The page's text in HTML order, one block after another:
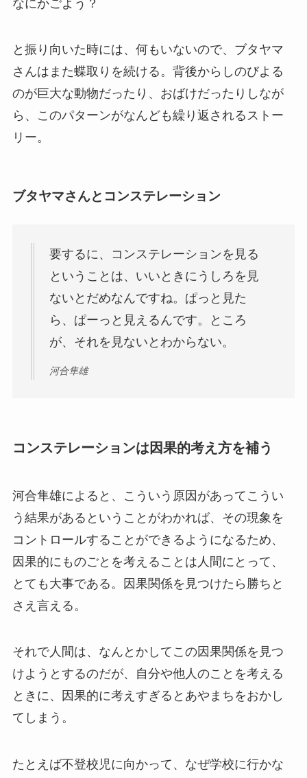
なにかごよう？
と振り向いた時には、何もいないので、ブタヤマ
さんはまた蝶取りを続ける。背後からしのびよる
のが巨大な動物だったり、おばけだったりしなが
ら、このパターンがなんども繰り返されるストー
リー。
ブタヤマさんとコンステレーション
要するに、コンステレーションを見る
ということは、いいときにうしろを見
ないとだめなんですね。ぱっと見た
ら、ぱーっと見えるんです。ところ
が、それを見ないとわからない。
河合隼雄
コンステレーションは因果的考え方を補う
河合隼雄によると、こういう原因があってこうい
う結果があるということがわかれば、その現象を
コントロールすることができるようになるため、
因果的にものごとを考えることは人間にとって、
とても大事である。因果関係を見つけたら勝ちと
さえ言える。
それで人間は、なんとかしてこの因果関係を見つ
けようとするのだが、自分や他人のことを考える
ときに、因果的に考えすぎるとあやまちをおかし
てしまう。
たとえば不登校児に向かって、なぜ学校に行かな